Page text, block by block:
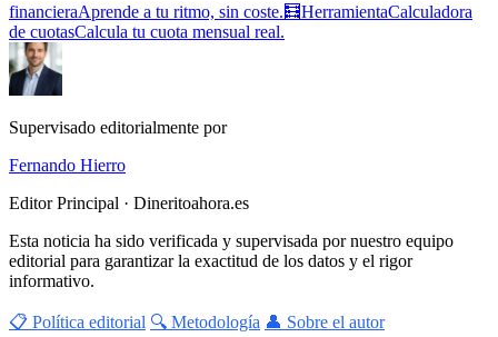
financieraAprende a tu ritmo, sin coste.🧮HerramientaCalculadora
de cuotasCalcula tu cuota mensual real.
Supervisado editorialmente por
Fernando Hierro
Editor Principal · Dineritoahora.es
Esta noticia ha sido verificada y supervisada por nuestro equipo
editorial para garantizar la exactitud de los datos y el rigor
informativo.
📋 Política editorial 🔍 Metodología 👤 Sobre el autor